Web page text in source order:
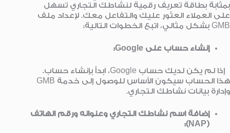
بمثابة بطاقة تعريف رقمية لنشاطك التجاري تسهل
على العملاء العثور عليك والتفاعل معك. لإعداد ملف
GMB بشكل مثالي، اتبع الخطوات التالية:
إنشاء حساب على Google:
إذا لم يكن لديك حساب Google، ابدأ بإنشاء حساب.
هذا الحساب سيكون الأساس للوصول إلى خدمة GMB
وإدارة بيانات نشاطك التجاري.
إضافة اسم نشاطك التجاري وعنوانه ورقم الهاتف
(NAP):